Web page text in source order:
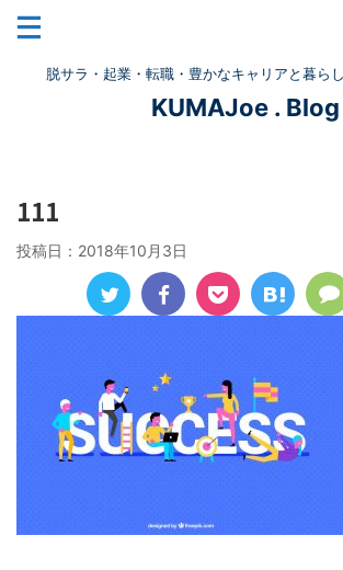
脱サラ・起業・転職・豊かなキャリアと暮ら
KUMAJoe . Blog
111
投稿日： 2018年10月3日